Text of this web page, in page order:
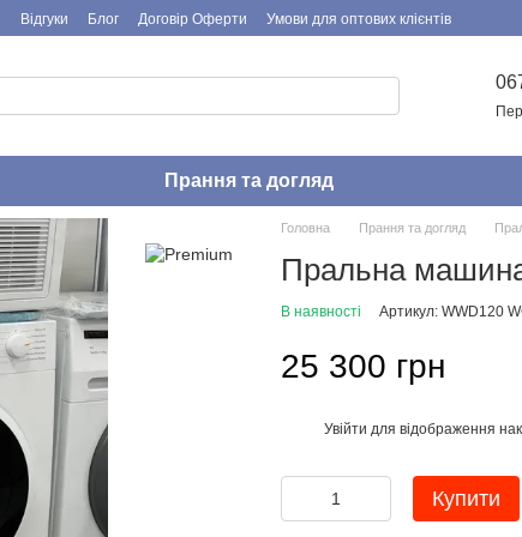
Відгуки Блог Договір Оферти Умови для оптових клієнтів
Прання та догляд
Головна Прання та догляд
Пральна
В наявності Артикул: WWD120
25 300 грн
Увійти для відображення
Купити